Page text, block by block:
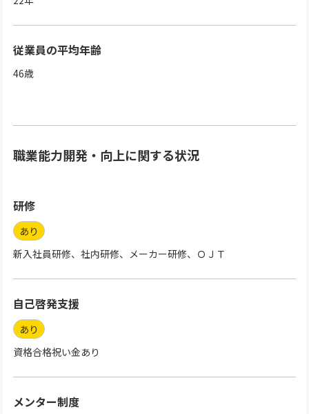
従業員の平均年齢
46歳
職業能力開発・向上に関する状況
研修
あり
新入社員研修、社内研修、メーカー研修、ＯＪＴ
自己啓発支援
あり
資格合格祝い金あり
メンター制度